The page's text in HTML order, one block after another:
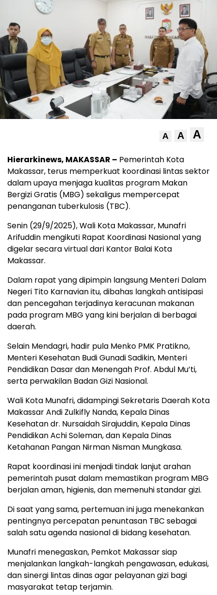
A A A
Hierarkinews, MAKASSAR – Pemerintah Kota
Makassar, terus memperkuat koordinasi lintas sektor
dalam upaya menjaga kualitas program Makan
Bergizi Gratis (MBG) sekaligus mempercepat
penanganan tuberkulosis (TBC).
Senin (29/9/2025), Wali Kota Makassar, Munafri
Arifuddin mengikuti Rapat Koordinasi Nasional yang
digelar secara virtual dari Kantor Balai Kota
Makassar.
Dalam rapat yang dipimpin langsung Menteri Dalam
Negeri Tito Karnavian itu, dibahas langkah antisipasi
dan pencegahan terjadinya keracunan makanan
pada program MBG yang kini berjalan di berbagai
daerah.
Selain Mendagri, hadir pula Menko PMK Pratikno,
Menteri Kesehatan Budi Gunadi Sadikin, Menteri
Pendidikan Dasar dan Menengah Prof. Abdul Mu’ti,
serta perwakilan Badan Gizi Nasional.
Wali Kota Munafri, didampingi Sekretaris Daerah Kota
Makassar Andi Zulkifly Nanda, Kepala Dinas
Kesehatan dr. Nursaidah Sirajuddin, Kepala Dinas
Pendidikan Achi Soleman, dan Kepala Dinas
Ketahanan Pangan Nirman Nisman Mungkasa.
Rapat koordinasi ini menjadi tindak lanjut arahan
pemerintah pusat dalam memastikan program MBG
berjalan aman, higienis, dan memenuhi standar gizi.
Di saat yang sama, pertemuan ini juga menekankan
pentingnya percepatan penuntasan TBC sebagai
salah satu agenda nasional di bidang kesehatan.
Munafri menegaskan, Pemkot Makassar siap
menjalankan langkah-langkah pengawasan, edukasi,
dan sinergi lintas dinas agar pelayanan gizi bagi
masyarakat tetap terjamin.